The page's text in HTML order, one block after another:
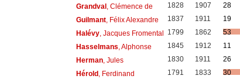
Grandval , Clémence de 1828 1907
28
Guilmant, Félix Alexandre 1837 1911
19
Halévy, Jacques Fromental 1799 1862
53
Hasselmans, Alphonse 1845 1912
11
Herman, Jules 1830 1911
26
Hérold , Ferdinand 1791 1833
30